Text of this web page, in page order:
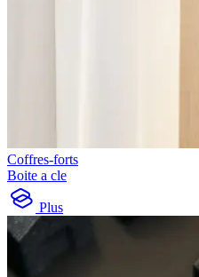
Coffres-forts
Boite a cle
Plus